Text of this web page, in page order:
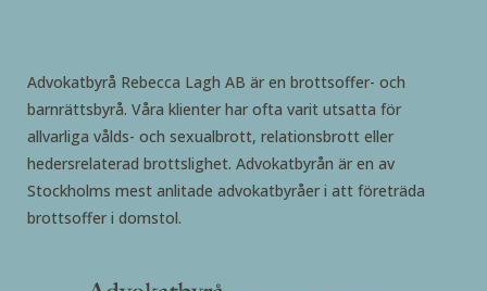
Advokatbyrå Rebecca Lagh AB är en brottsoffer- och
barnrättsbyrå. Våra klienter har ofta varit utsatta för
allvarliga vålds- och sexualbrott, relationsbrott eller
hedersrelaterad brottslighet. Advokatbyrån är en av
Stockholms mest anlitade advokatbyråer i att företräda
brottsoffer i domstol.